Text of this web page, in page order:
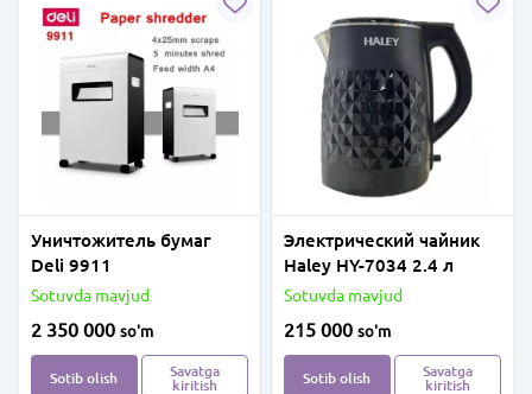
Уничтожитель бумаг
Deli 9911
Sotuvda mavjud
2 350 000 so'm
Sotib olish
Savatga
kiritish
Электрический чайник
Haley HY-7034 2.4 л
Sotuvda mavjud
215 000 so'm
Sotib olish
Savatga
kiritish